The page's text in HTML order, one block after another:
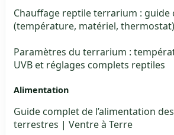
Chauffage reptile terrarium : guide
(température, matériel, thermostat)
Paramètres du terrarium :
UVB et réglages complets reptiles
Alimentation
Guide complet de l’alimentation
terrestres | Ventre à Terre